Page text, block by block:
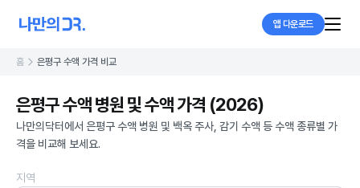
앱 다운로드
홈 은평구 수액 가격 비교
은평구 수액 병원 및 수액 가격 (2026)
나만의닥터에서 은평구 수액 병원 및 백옥 주사, 감기 수액 등 수액 종류별 가
격을 비교해 보세요.
지역